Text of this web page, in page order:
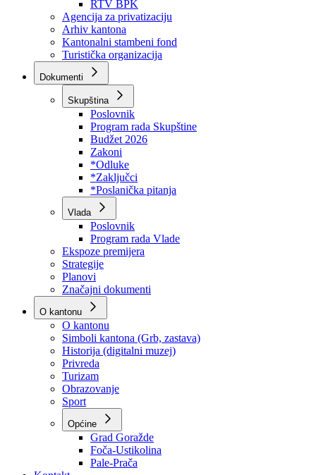
Javna preduzeća
BPK šume
RTV BPK
Agencija za privatizaciju
Arhiv kantona
Kantonalni stambeni fond
Turistička organizacija
Dokumenti
Skupština
Poslovnik
Program rada Skupštine
Budžet 2026
Zakoni
*Odluke
*Zaključci
*Poslanička pitanja
Vlada
Poslovnik
Program rada Vlade
Ekspoze premijera
Strategije
Planovi
Značajni dokumenti
O kantonu
O kantonu
Simboli kantona (Grb, zastava)
Historija (digitalni muzej)
Privreda
Turizam
Obrazovanje
Sport
Općine